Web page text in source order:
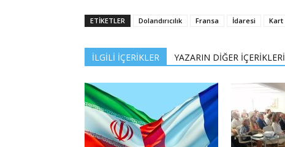
ETİKETLER Dolandırıcılık Fransa İdaresi Kart
İLGİLİ İÇERİKLER YAZARIN DİĞER İÇERİKLERİ